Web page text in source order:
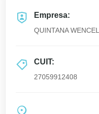
Empresa:
QUINTANA
CUIT:
27059912408